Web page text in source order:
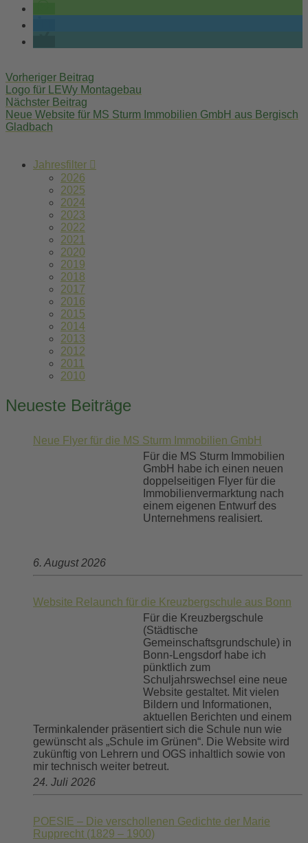
navigation
Vorheriger Beitrag
Logo für LEWy Montagebau
Nächster Beitrag
Neue Website für MS Sturm Immobilien GmbH aus Bergisch
Gladbach
Jahresfilter
2026
2025
2024
2023
2022
2021
2020
2019
2018
2017
2016
2015
2014
2013
2012
2011
2010
Neueste Beiträge
Neue Flyer für die MS Sturm Immobilien GmbH
Für die MS Sturm Immobilien
GmbH habe ich einen neuen
doppelseitigen Flyer für die
Immobilienvermarktung nach
einem eigenen Entwurf des
Unternehmens realisiert.
6. August 2026
Website Relaunch für die Kreuzbergschule aus Bonn
Für die Kreuzbergschule
(Städtische
Gemeinschaftsgrundschule) in
Bonn-Lengsdorf habe ich
pünktlich zum
Schuljahrswechsel eine neue
Website gestaltet. Mit vielen
Bildern und Informationen,
aktuellen Berichten und einem
Terminkalender präsentiert sich die Schule nun wie
gewünscht als „Schule im Grünen“. Die Website wird
zukünftig von Lehrern und OGS inhaltlich sowie von
mir technisch weiter betreut.
24. Juli 2026
POESIE – Die verschollenen Gedichte der Marie
Rupprecht (1829 – 1900)